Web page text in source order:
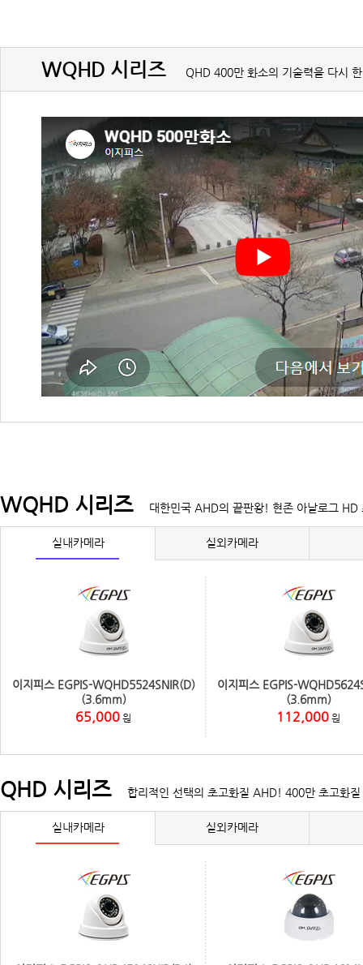
WQHD 시리즈 QHD 400만 화소의 기술력을 다시
WQHD 시리즈 대한민국 AHD의 끝판왕! 현존 아날로그 HD
실내카메라 실외카메라
이지피스 EGPIS-WQHD5524SNIR(D)
(3.6mm)
65,000 원
이지피스 EGPIS-
(3.6mm)
112,000 원
QHD 시리즈 합리적인 선택의 초고화질 AHD! 400만 초고화
실내카메라 실외카메라